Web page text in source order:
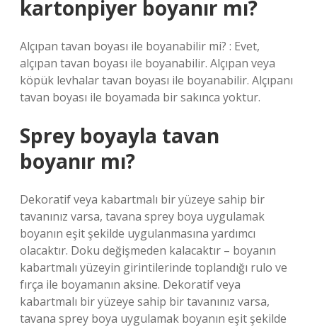
kartonpiyer boyanır mı?
Alçıpan tavan boyası ile boyanabilir mi? : Evet,
alçıpan tavan boyası ile boyanabilir. Alçıpan veya
köpük levhalar tavan boyası ile boyanabilir. Alçıpanı
tavan boyası ile boyamada bir sakınca yoktur.
Sprey boyayla tavan
boyanır mı?
Dekoratif veya kabartmalı bir yüzeye sahip bir
tavanınız varsa, tavana sprey boya uygulamak
boyanın eşit şekilde uygulanmasına yardımcı
olacaktır. Doku değişmeden kalacaktır – boyanın
kabartmalı yüzeyin girintilerinde toplandığı rulo ve
fırça ile boyamanın aksine. Dekoratif veya
kabartmalı bir yüzeye sahip bir tavanınız varsa,
tavana sprey boya uygulamak boyanın eşit şekilde